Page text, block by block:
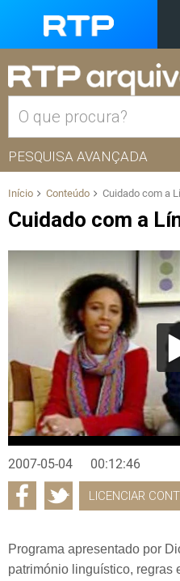
PESQUISA AVANÇADA
Início Conteúdo Cuidado com a
Cuidado com a
2007-05-04 00:12:46
LICENCIAR
Programa apresentado por
património linguístico, regras